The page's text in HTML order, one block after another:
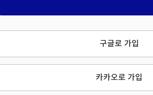
구글로 가입
카카오로 가입